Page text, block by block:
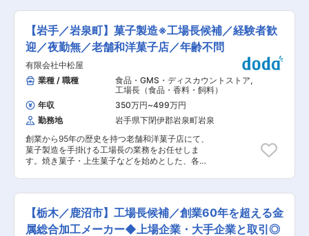
等 ■働く魅力： 更なる事業成長を目指している
当社では、工場でプレイングマネージャーとして
現場で活躍しながら工場の経営に携わることがで
きます。各工場で日々活躍している工場マネジメ
ントのメンバーの想いや活動をぜひご確認くださ
い。 【採用サイト：工場長インタビュー】
https://tenriku.jp/ld-company/message03 ■ミ
ッション： ・Max生産の担い手として、会社の最
前線で事業成長に貢献する ・40〜80名規模の工
場・本社とのチームワークを高めて、工場をしん
か（進化・深化）させる ・市場から必要とされ続
けている製品を、常に高品質で生産できる体制を
つくる ・工場の司令塔として、生産目標数を達成
たいものだけを」をスローガンに、お客様の暮ら
しに寄り添う事業を推進しています。 ■採用PR
へ安定供給を行っていま
す。 ・医療・介護
施設の厨房現場では深刻な人手不足が続いてお
り、厨房運営の負担軽減は社会的課題となってい
ます。当社は365日朝昼夕のメニューと共に当社
の製造する冷凍食品お届けすることで、給食厨房
業務の効率化と品質の安定を実現し、人手不足の
厨房現場の課題解決に貢献しています。 ◇募集背
景 ・現在、2027年8月の稼働に向けて第3工場を
建設中です。今後さらに拡大が見込まれる需要に
対応するため、増産体制の強化と製造ラインの機
械化・省人化を推進しています。 ・当社は近年、
売上高を5年間で約2倍のペースで成長させてお
り、事業は着実に拡大を続けています。 ・今後も
需要の拡大を背景に成長を見込んでおり、2028
年度には年間売上200億円規模への到達を計画し
ポジションではその中核を担っていただくことを
期待しています。 ■業務内容： 【冷凍食品製造
工場（24時間稼働）の生産計画および製造管理】
【岩手／岩泉町】菓子製造※工場長候補／経験者歓
迎／夜勤無／老舗和洋菓子店／年齢不問
有限会社中松屋
業種 / 職種
食品・GMS・ディスカウントストア,
工場長（食品・香料・飼料）
年収
350万円~499万円
勤務地
岩手県下閉伊郡岩泉町岩泉
創業から95年の歴史を持つ老舗和洋菓子店にて、
菓子製造を手掛ける工場長の業務をお任せしま
す。焼き菓子・上生菓子などを始めとした、各種
が、メインは和菓子となります。 ■募集の背景：
退職した工場長に変わり、改めて新しい人材を採
用することで生産体制の強化を図りたいと考えて
います。新商品づくりの意思決定および、菓子の
【栃木／鹿沼市】工場長候補／創業60年を超える金
属総合加工メーカー◆上場企業・大手企業と取引◎